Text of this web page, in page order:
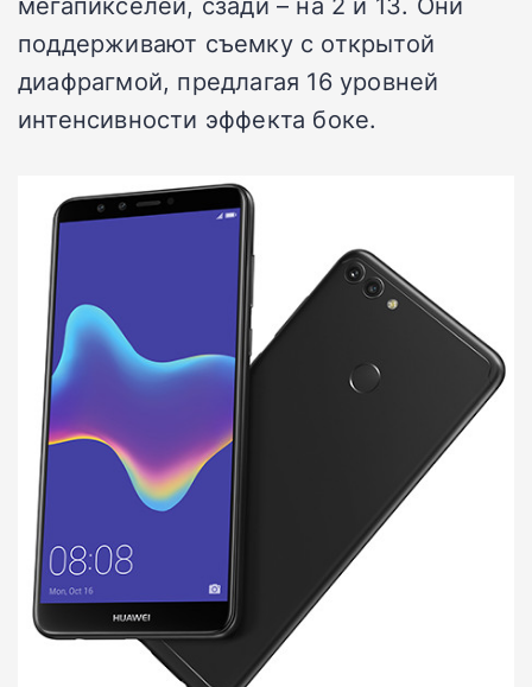
поддерживают съемку с открытой
диафрагмой, предлагая 16 уровней
интенсивности эффекта боке.